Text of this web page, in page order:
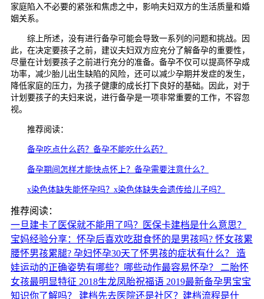
家庭陷入不必要的紧张和焦虑之中，影响夫妇双方的生活质量和婚
姻关系。
综上所述，没有进行备孕可能会导致一系列的问题和挑战。因
此，在决定要孩子之前，建议夫妇双方应充分了解备孕的重要性，
尽量在计划要孩子之前进行充分的准备。备孕不仅可以提高怀孕成
功率，减少胎儿出生缺陷的风险，还可以减少孕期并发症的发生，
降低家庭的压力，为孩子健康的成长打下良好的基础。因此，对于
计划要孩子的夫妇来说，进行备孕是一项非常重要的工作，不容忽
视。
推荐阅读：
备孕吃点什么药？备孕不能吃什么药？
备孕期间怎样才能快点怀上？备孕需要注意什么？
x染色体缺失能怀孕吗？x染色体缺失会遗传给儿子吗？
推荐阅读：
一旦建卡了医保就不能用了吗？医保卡建档是什么意思？
宝妈经验分享：怀孕后喜欢吃甜食怀的是男孩吗? 怀女孩累
腰怀男孩累腿? 孕妇怀孕30天了怀男孩的症状有什么？
造
娃运动的正确姿势有哪些？哪些动作最容易怀孕？
二胎怀
女孩最明显特征 2018生龙凤胎祝福语 2019最新备孕男宝宝
知识你了解吗？
建档先去医院还是社区？建档流程是什